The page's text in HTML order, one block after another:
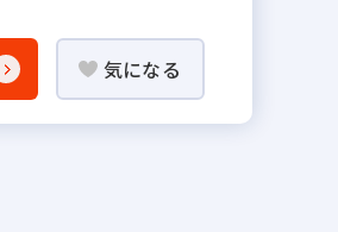
気になる